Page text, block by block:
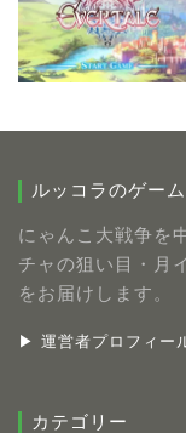
ルッコラのゲー
にゃんこ大戦争を
チャの狙い目・月
をお届けします。
▶ 運営者プロフィー
カテゴリー